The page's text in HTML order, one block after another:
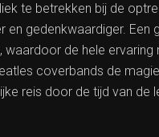
te betrekken bij de
en gedenkwaardiger.
waardoor de hele
coverbands de
reis door de tijd van de